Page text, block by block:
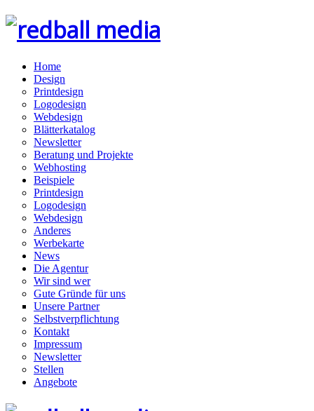
Home
Design
Printdesign
Logodesign
Webdesign
Blätterkatalog
Newsletter
Beratung und Projekte
Webhosting
Beispiele
Printdesign
Logodesign
Webdesign
Anderes
Werbekarte
News
Die Agentur
Wir sind wer
Gute Gründe für uns
Unsere Partner
Selbstverpflichtung
Kontakt
Impressum
Newsletter
Stellen
Angebote